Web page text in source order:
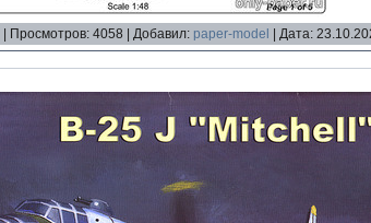
Просмотров: 4058 Добавил: paper-model Дата: